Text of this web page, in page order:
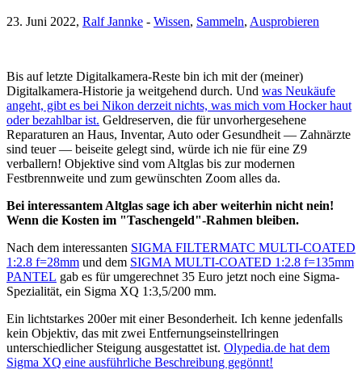
23. Juni 2022, Ralf Jannke - Wissen, Sammeln, Ausprobieren
Bis auf letzte Digitalkamera-Reste bin ich mit der (meiner)
Digitalkamera-Historie ja weitgehend durch. Und was Neukäufe
angeht, gibt es bei Nikon derzeit nichts, was mich vom Hocker haut
oder bezahlbar ist. Geldreserven, die für unvorhergesehene
Reparaturen an Haus, Inventar, Auto oder Gesundheit — Zahnärzte
sind teuer — beiseite gelegt sind, würde ich nie für eine Z9
verballern! Objektive sind vom Altglas bis zur modernen
Festbrennweite und zum gewünschten Zoom alles da.
Bei interessantem Altglas sage ich aber weiterhin nicht nein!
Wenn die Kosten im "Taschengeld"-Rahmen bleiben.
Nach dem interessanten SIGMA FILTERMATC MULTI-COATED
1:2.8 f=28mm und dem SIGMA MULTI-COATED 1:2.8 f=135mm
PANTEL gab es für umgerechnet 35 Euro jetzt noch eine Sigma-
Spezialität, ein Sigma XQ 1:3,5/200 mm.
Ein lichtstarkes 200er mit einer Besonderheit. Ich kenne jedenfalls
kein Objektiv, das mit zwei Entfernungseinstellringen
unterschiedlicher Steigung ausgestattet ist. Olypedia.de hat dem
Sigma XQ eine ausführliche Beschreibung gegönnt!